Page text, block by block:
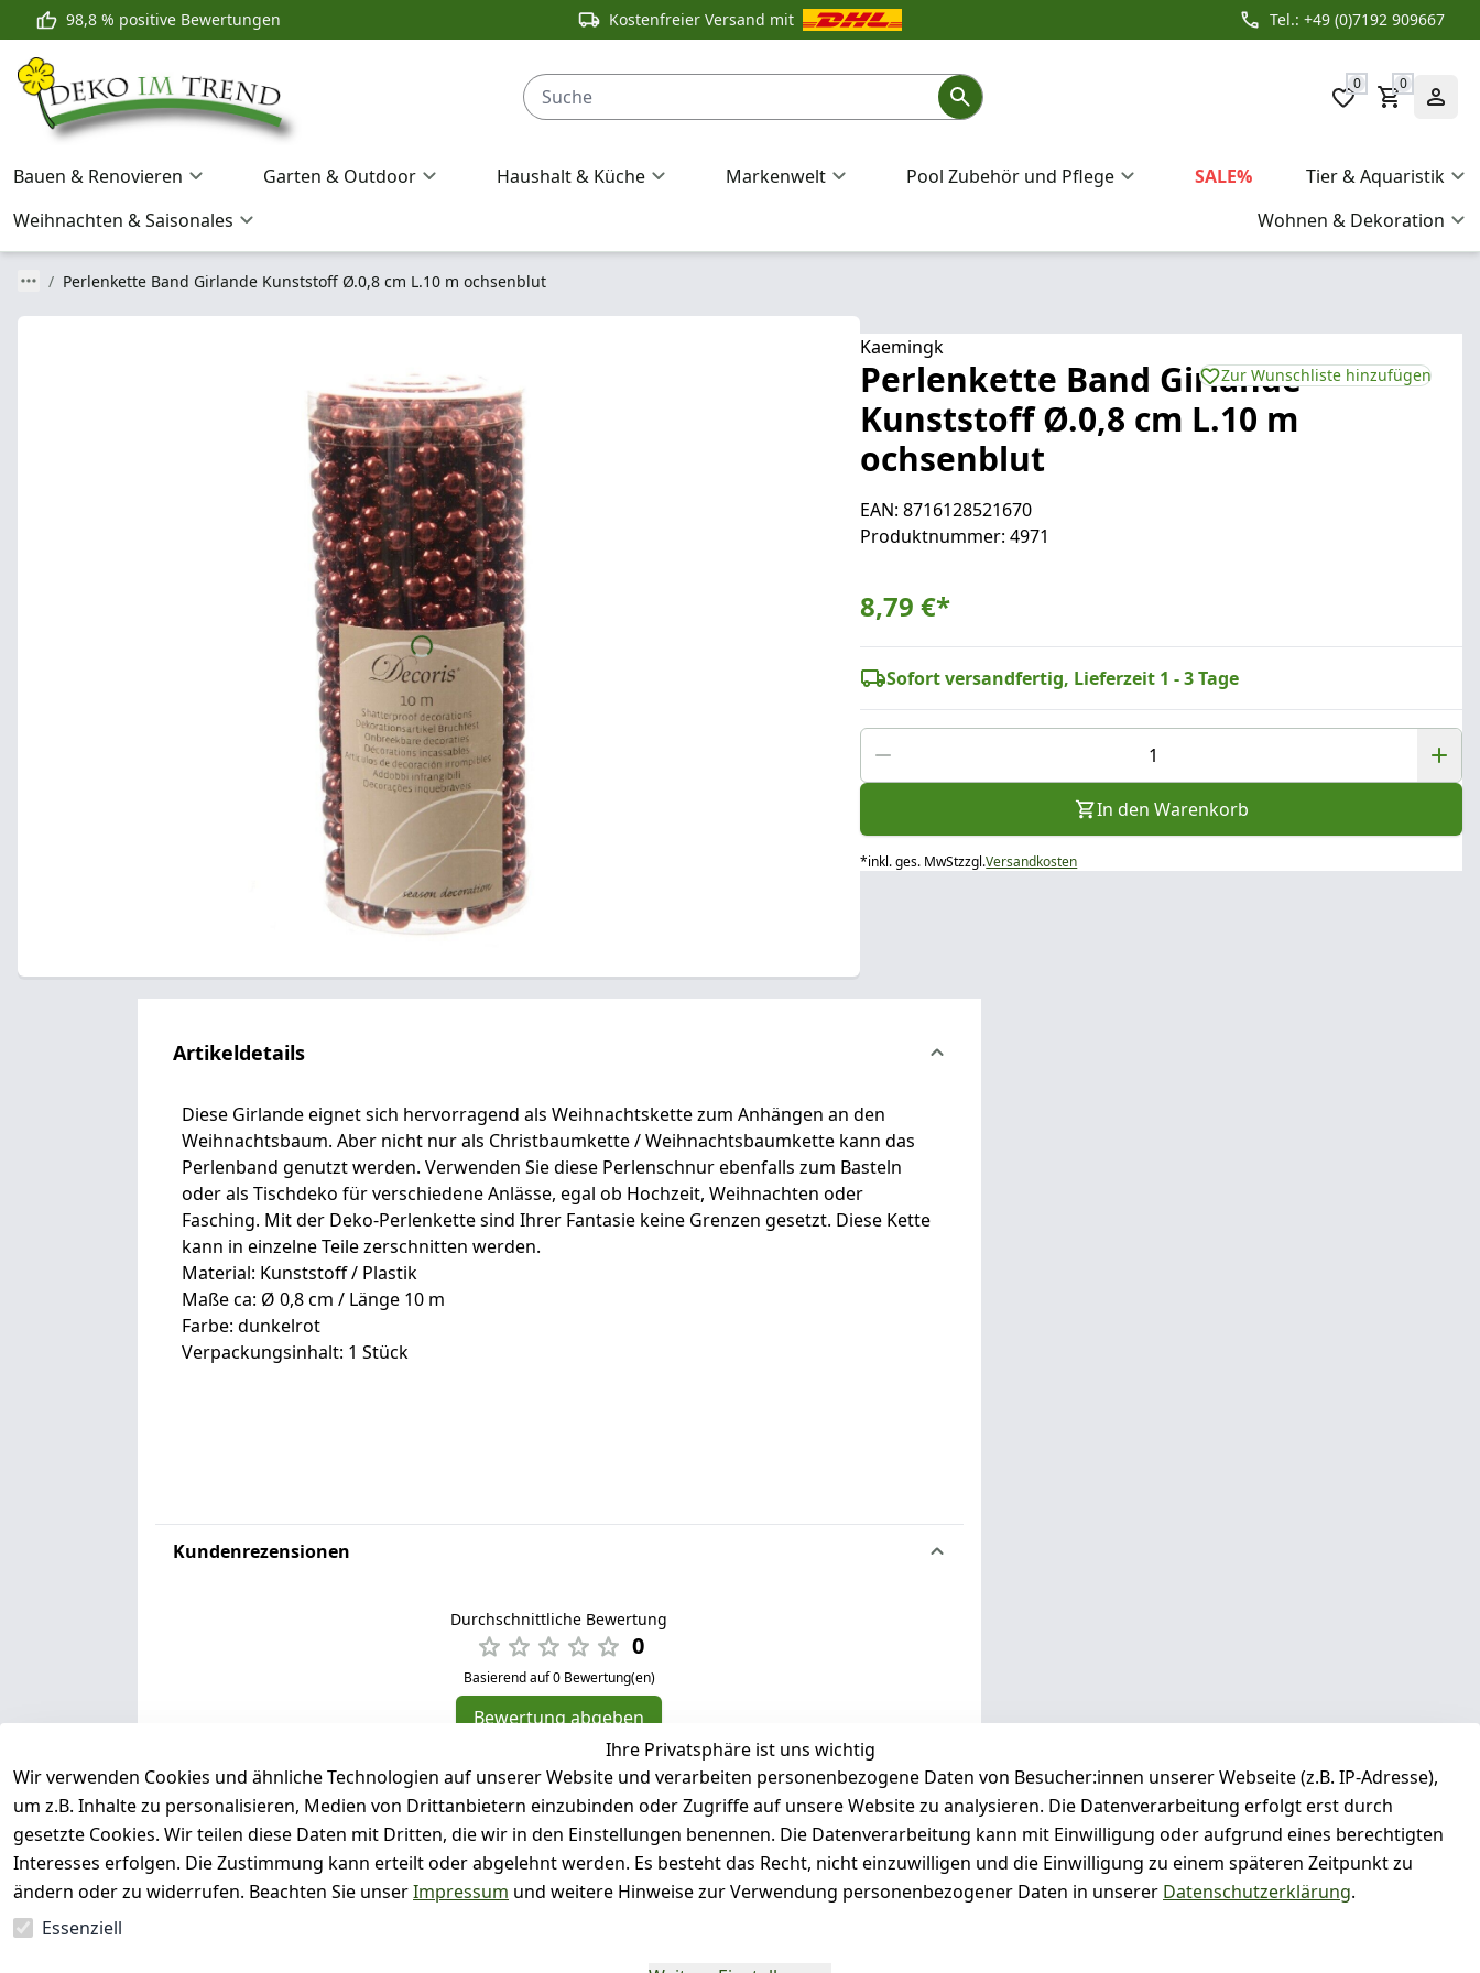
98,8 % positive Bewertungen Kostenfreier Versand mit Tel.: +49 (0)7192 909667
0 0
Bauen & Renovieren Garten & Outdoor Haushalt & Küche Markenwelt Pool Zubehör und Pflege SALE%
Tier & Aquaristik
Weihnachten & Saisonales
Wohnen & Dekoration
Perlenkette Band Girlande Kunststoff Ø.0,8 cm L.10 m ochsenblut
Kaemingk
Perlenkette Band Girlande
Kunststoff Ø.0,8 cm L.10 m
ochsenblut
EAN: 8716128521670
Produktnummer: 4971
8,79 €*
Zur Wunschliste hinzufügen
Sofort versandfertig, Lieferzeit 1 - 3 Tage
In den Warenkorb
*inkl. ges. MwStzzgl.Versandkosten
Artikeldetails
Diese Girlande eignet sich hervorragend als Weihnachtskette zum Anhängen an den
Weihnachtsbaum. Aber nicht nur als Christbaumkette / Weihnachtsbaumkette kann das
Perlenband genutzt werden. Verwenden Sie diese Perlenschnur ebenfalls zum Basteln
oder als Tischdeko für verschiedene Anlässe, egal ob Hochzeit, Weihnachten oder
Fasching. Mit der Deko-Perlenkette sind Ihrer Fantasie keine Grenzen gesetzt. Diese Kette
kann in einzelne Teile zerschnitten werden.
Material: Kunststoff / Plastik
Maße ca: Ø 0,8 cm / Länge 10 m
Farbe: dunkelrot
Verpackungsinhalt: 1 Stück
Kundenrezensionen
Durchschnittliche Bewertung
0
Basierend auf 0 Bewertung(en)
Bewertung abgeben
5
( 0 )
4
( 0 )
( 0 )
1
( 0 )
Ihre Privatsphäre ist uns wichtig
Wir verwenden Cookies und ähnliche Technologien auf unserer Website und verarbeiten personenbezogene Daten von Besucher:innen unserer Webseite (z.B. IP-Adresse),
um z.B. Inhalte zu personalisieren, Medien von Drittanbietern einzubinden oder Zugriffe auf unsere Website zu analysieren. Die Datenverarbeitung erfolgt erst durch
gesetzte Cookies. Wir teilen diese Daten mit Dritten, die wir in den Einstellungen benennen. Die Datenverarbeitung kann mit Einwilligung oder aufgrund eines berechtigten
Interesses erfolgen. Die Zustimmung kann erteilt oder abgelehnt werden. Es besteht das Recht, nicht einzuwilligen und die Einwilligung zu einem späteren Zeitpunkt zu
ändern oder zu widerrufen. Beachten Sie unserImpressum und weitere Hinweise zur Verwendung personenbezogener Daten in unserer Datenschutzerklärung.
Essenziell